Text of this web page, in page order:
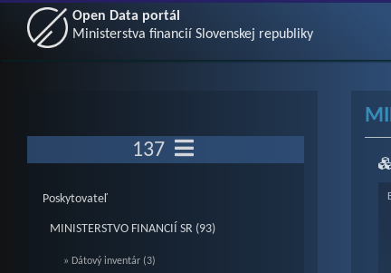
Open Data portál
Ministerstva financií Slovenskej republiky
137
Poskytovateľ
MINISTERSTVO FINANCIÍ SR (93)
» Dátový inventár (3)